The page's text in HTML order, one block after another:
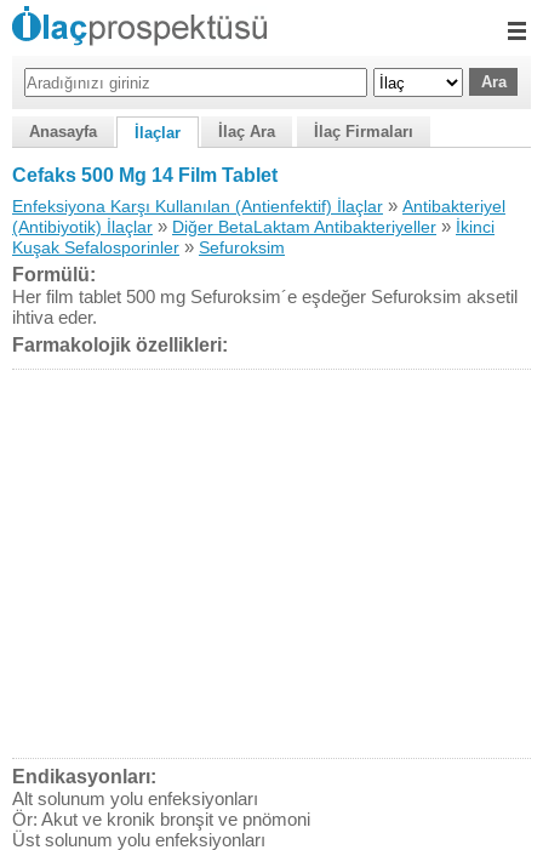
Anasayfa İlaçlar İlaç Ara İlaç Firmaları
Cefaks 500 Mg 14 Film Tablet
Enfeksiyona Karşı Kullanılan (Antienfektif) İlaçlar » Antibakteriyel
(Antibiyotik) İlaçlar » Diğer BetaLaktam Antibakteriyeller » İkinci
Kuşak Sefalosporinler » Sefuroksim
Formülü:
Her film tablet 500 mg Sefuroksim´e eşdeğer Sefuroksim aksetil
ihtiva eder.
Farmakolojik özellikleri:
Endikasyonları:
Alt solunum yolu enfeksiyonları
Ör: Akut ve kronik bronşit ve pnömoni
Üst solunum yolu enfeksiyonları